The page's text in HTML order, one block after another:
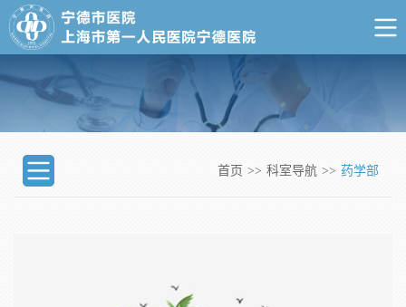
首页 >> 科室导航 >> 药学部